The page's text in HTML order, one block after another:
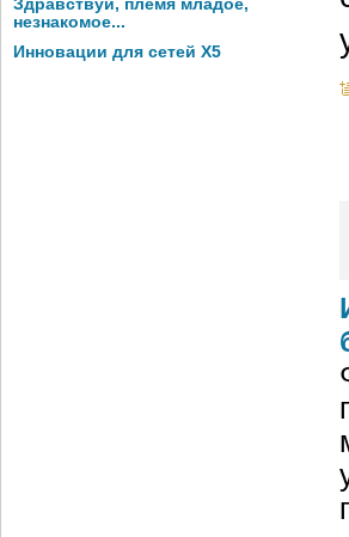
Здравствуй, племя младое,
незнакомое...
Инновации для сетей X5